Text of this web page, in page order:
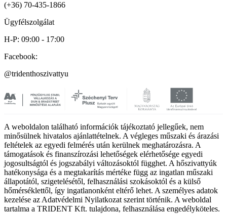
(+36) 70-435-1866
Ügyfélszolgálat
H-P: 09:00 - 17:00
Facebook:
@tridenthoszivattyu
A weboldalon található információk tájékoztató jellegűek, nem
minősülnek hivatalos ajánlattételnek. A végleges műszaki és árazási
feltételek az egyedi felmérés után kerülnek meghatározásra. A
támogatások és finanszírozási lehetőségek elérhetősége egyedi
jogosultságtól és jogszabályi változásoktól függhet. A hőszivattyúk
hatékonysága és a megtakarítás mértéke függ az ingatlan műszaki
állapotától, szigetelésétől, felhasználási szokásoktól és a külső
hőmérséklettől, így ingatlanonként eltérő lehet. A személyes adatok
kezelése az Adatvédelmi Nyilatkozat szerint történik. A weboldal
tartalma a TRIDENT Kft. tulajdona, felhasználása engedélyköteles.